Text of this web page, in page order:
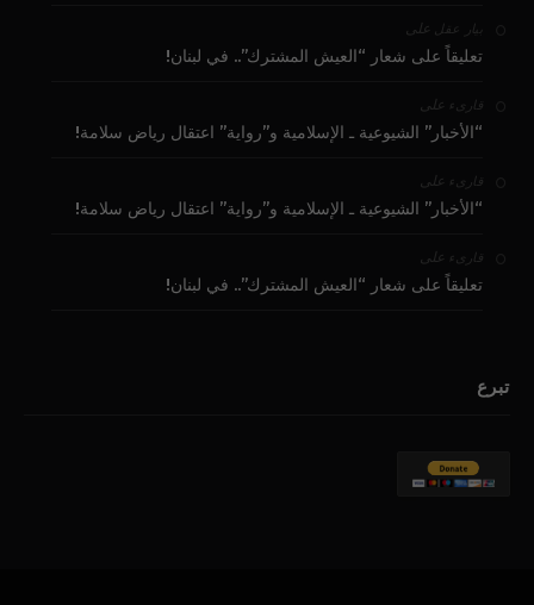
بيار عقل على
تعليقاً على شعار “العيش المشترك”.. في لبنان!
قارىء على
“الأخبار” الشيوعية ـ الإسلامية و”رواية” اعتقال رياض سلامة!
قارىء على
“الأخبار” الشيوعية ـ الإسلامية و”رواية” اعتقال رياض سلامة!
قارىء على
تعليقاً على شعار “العيش المشترك”.. في لبنان!
تبرع